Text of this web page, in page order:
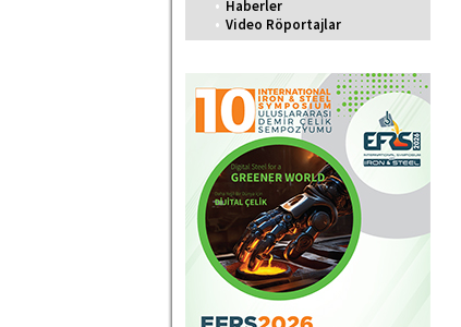
• Haberler
• Video Röportajlar